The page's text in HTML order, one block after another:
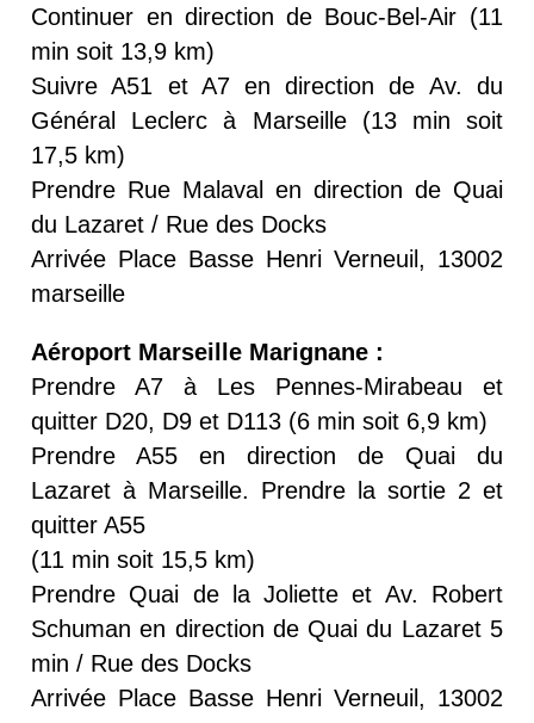
Continuer en direction de Bouc-Bel-Air (11
min soit 13,9 km)
Suivre A51 et A7 en direction de Av. du
Général Leclerc à Marseille (13 min soit
17,5 km)
Prendre Rue Malaval en direction de Quai
du Lazaret / Rue des Docks
Arrivée Place Basse Henri Verneuil, 13002
marseille
Aéroport Marseille Marignane :
Prendre A7 à Les Pennes-Mirabeau et
quitter D20, D9 et D113 (6 min soit 6,9 km)
Prendre A55 en direction de Quai du
Lazaret à Marseille. Prendre la sortie 2 et
quitter A55
(11 min soit 15,5 km)
Prendre Quai de la Joliette et Av. Robert
Schuman en direction de Quai du Lazaret 5
min / Rue des Docks
Arrivée Place Basse Henri Verneuil, 13002